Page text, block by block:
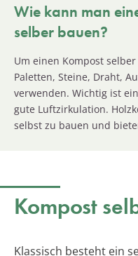
Wie kann man
selber bauen?
Um einen Kompost
Paletten, Steine, Draht,
verwenden. Wichtig ist
gute Luftzirkulation.
selbst zu bauen und
Kompost
Klassisch besteht ein